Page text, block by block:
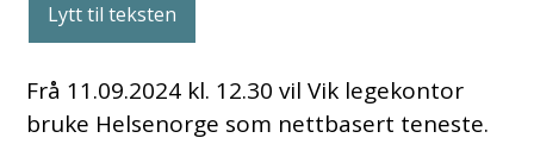
Lytt til teksten
Frå 11.09.2024 kl. 12.30 vil Vik legekontor
bruke Helsenorge som nettbasert teneste.